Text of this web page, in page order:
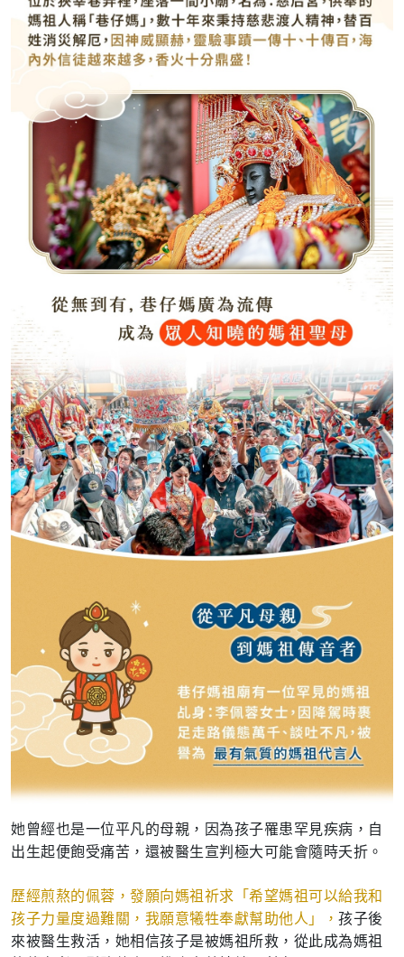
她曾經也是一位平凡的母親，因為孩子罹患罕見疾病，自
出生起便飽受痛苦，還被醫生宣判極大可能會隨時夭折。
歷經煎熬的佩蓉，發願向媽祖祈求「希望媽祖可以給我和
孩子力量度過難關，我願意犧牲奉獻幫助他人」， 孩子後
來被醫生救活，她相信孩子是被媽祖所救，從此成為媽祖